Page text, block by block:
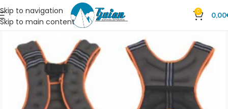
Skip to navigation
Skip to main content
0 0,00